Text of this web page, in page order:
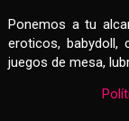
Ponemos a tu
eroticos, babydoll,
juegos de mesa,